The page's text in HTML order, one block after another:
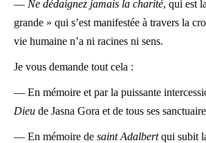
— Ne dédaignez jamais la charité, qui est
grande » qui s’est manifestée à travers la
vie humaine n’a ni racines ni sens.
Je vous demande tout cela :
— En mémoire et par la puissante
Dieu de Jasna Gora et de tous ses
— En mémoire de saint Adalbertqui subit